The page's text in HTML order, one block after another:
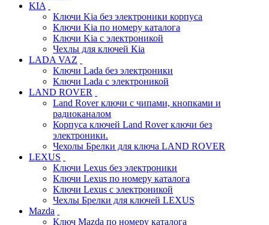
KIA
Ключи Kia без электроники корпуса
Ключи Kia по номеру каталога
Ключи Kia с электроникой
Чехлы для ключей Kia
LADA VAZ
Ключи Lada без электроники
Ключи Lada с электроникой
LAND ROVER
Land Rover ключи с чипами, кнопками и
радиоканалом
Корпуса ключей Land Rover ключи без
электроники.
Чехолы Брелки для ключа LAND ROVER
LEXUS
Ключи Lexus без электроники
Ключи Lexus по номеру каталога
Ключи Lexus с электроникой
Чехлы Брелки для ключей LEXUS
Mazda
Ключ Mazda по номеру каталога